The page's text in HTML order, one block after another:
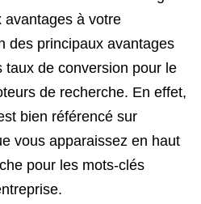
avantages à votre
des principaux avantages
taux de conversion pour le
de recherche. En effet,
bien référencé sur
vous apparaissez en haut
pour les mots-clés